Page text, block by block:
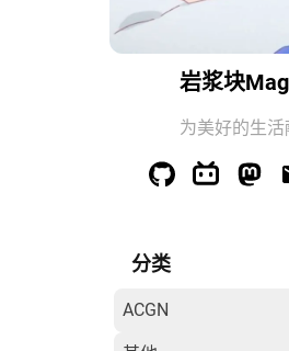
岩浆块
为美好的生活
分类
ACGN